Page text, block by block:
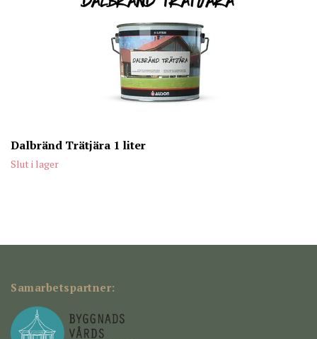
Dalbränd Trätjära 1 liter
Slut i lager
Samarbetspartner: